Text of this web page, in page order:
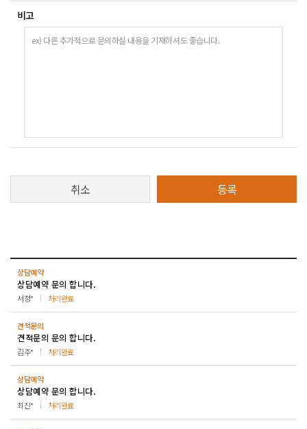
비고
취소 등록
상담예약
상담예약 문의 합니다.
서정* 처리완료
견적문의
견적문의 문의 합니다.
김주* 처리완료
상담예약
상담예약 문의 합니다.
최진* 처리완료